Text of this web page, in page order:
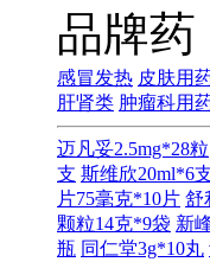
品牌药
感冒发热 皮肤用
肝肾类 肿瘤科用
迈凡妥2.5mg*28粒
支 斯维欣20ml*6
片75毫克*10片 舒
颗粒14克*9袋 新
瓶 同仁堂3g*10丸